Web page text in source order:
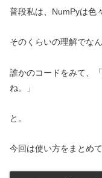
普段私は、NumPyは色
そのくらいの理解でな
誰かのコードをみて、
ね。」
と。
今回は使い方をまとめて